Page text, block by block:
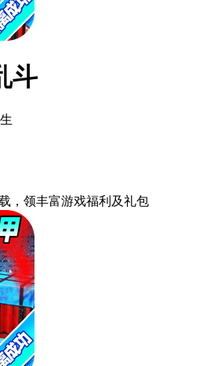
斗
，领丰富游戏福利 及礼包